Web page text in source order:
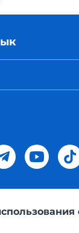
доставка